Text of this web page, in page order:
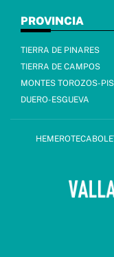
PROVINCIA
TIERRA DE PINARES
TIERRA DE CAMPOS
MONTES TOROZOS-
DUERO-ESGUEVA
HEMEROTECA